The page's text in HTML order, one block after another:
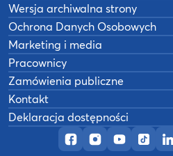
Profil AWF Poznań
Profil AWF
ProfilProfil
Wersja archiwalna strony
Ochrona Danych Osobowych
Marketing i media
Pracownicy
Zamówienia publiczne
Kontakt
Deklaracja dostępności